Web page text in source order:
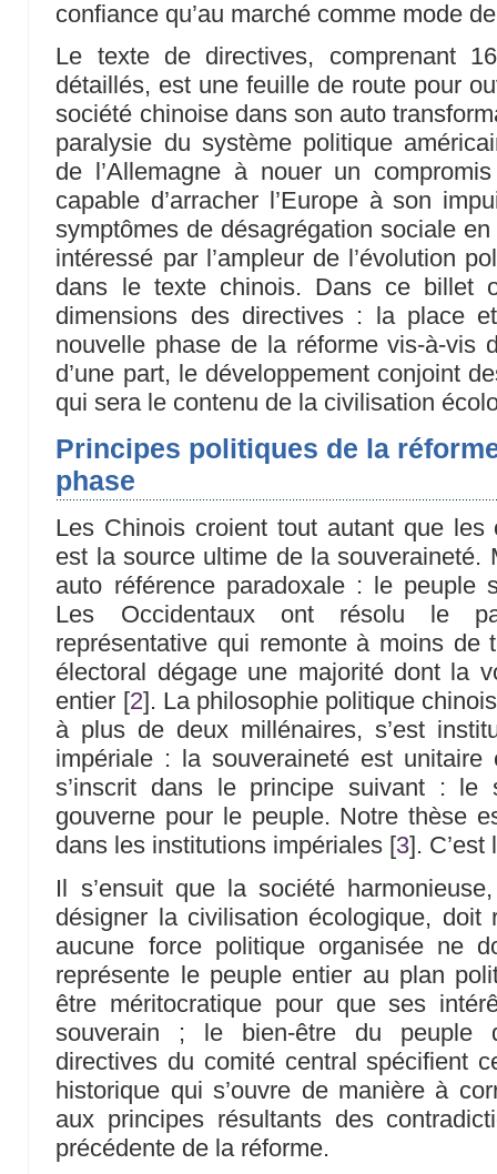
confiance qu’au marché comme mode
Le texte de directives, comprenant
détaillés, est une feuille de route pour
société chinoise dans son auto
paralysie du système politique
de l’Allemagne à nouer un
capable d’arracher l’Europe à son
symptômes de désagrégation sociale
intéressé par l’ampleur de l’évolution
dans le texte chinois. Dans ce billet
dimensions des directives : la place
nouvelle phase de la réforme vis-à-vis
d’une part, le développement conjoint
qui sera le contenu de la civilisation
Principes politiques de la
phase
Les Chinois croient tout autant que les
est la source ultime de la souveraineté.
auto référence paradoxale : le peuple
Les Occidentaux ont résolu le
représentative qui remonte à moins de
électoral dégage une majorité dont la
entier [2] . La philosophie politique
à plus de deux millénaires, s’est
impériale : la souveraineté est unitaire
s’inscrit dans le principe suivant : le
gouverne pour le peuple. Notre thèse
dans les institutions impériales [3] . C’est
Il s’ensuit que la société
désigner la civilisation écologique, doit
aucune force politique organisée ne
représente le peuple entier au plan
être méritocratique pour que ses
souverain ; le bien-être du peuple
directives du comité central spécifient
historique qui s’ouvre de manière à
aux principes résultants des
précédente de la réforme.